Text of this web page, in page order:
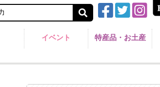
イベント 特産品・お土産